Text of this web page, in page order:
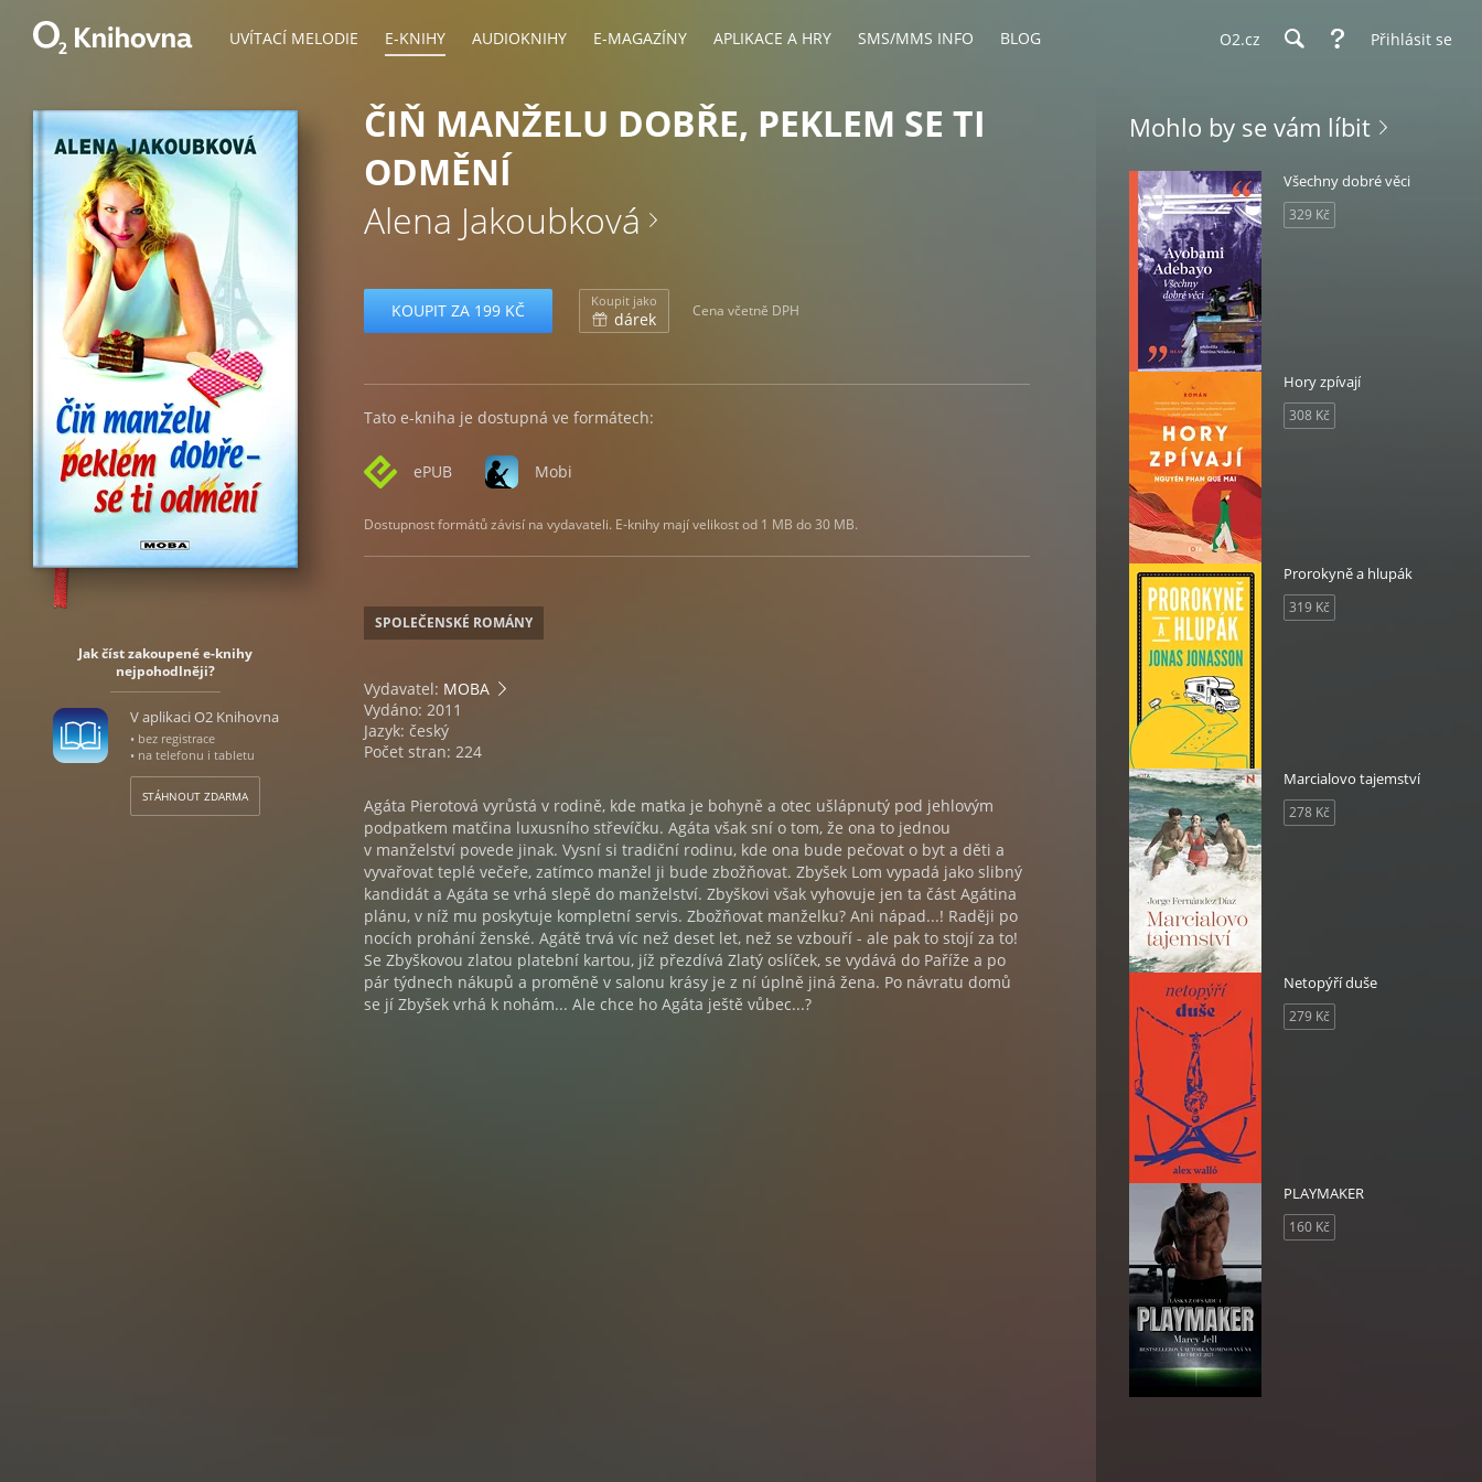
UVÍTACÍ MELODIE E-KNIHY AUDIOKNIHY E-MAGAZÍNY APLIKACE A HRY SMS/MMS INFO BLOG O2.cz Přihlásit se
Jak číst zakoupené e-knihy
nejpohodlněji?
V aplikaci O2 Knihovna
• bez registrace
• na telefonu i tabletu
STÁHNOUT ZDARMA
ČIŇ MANŽELU DOBŘE, PEKLEM SE TI
ODMĚNÍ
Alena Jakoubková
KOUPIT ZA 199 KČ Koupit jako
dárek Cena včetně DPH
Tato e-kniha je dostupná ve formátech:
ePUB Mobi
Dostupnost formátů závisí na vydavateli. E-knihy mají velikost od 1 MB do 30 MB.
SPOLEČENSKÉ ROMÁNY
Vydavatel: MOBA
Vydáno: 2011
Jazyk: český
Počet stran: 224
Agáta Pierotová vyrůstá v rodině, kde matka je bohyně a otec ušlápnutý pod jehlovým
podpatkem matčina luxusního střevíčku. Agáta však sní o tom, že ona to jednou
v manželství povede jinak. Vysní si tradiční rodinu, kde ona bude pečovat o byt a děti a
vyvařovat teplé večeře, zatímco manžel ji bude zbožňovat. Zbyšek Lom vypadá jako slibný
kandidát a Agáta se vrhá slepě do manželství. Zbyškovi však vyhovuje jen ta část Agátina
plánu, v níž mu poskytuje kompletní servis. Zbožňovat manželku? Ani nápad...! Raději po
nocích prohání ženské. Agátě trvá víc než deset let, než se vzbouří - ale pak to stojí za to!
Se Zbyškovou zlatou platební kartou, jíž přezdívá Zlatý oslíček, se vydává do Paříže a po
pár týdnech nákupů a proměně v salonu krásy je z ní úplně jiná žena. Po návratu domů
se jí Zbyšek vrhá k nohám... Ale chce ho Agáta ještě vůbec...?
Mohlo by se vám líbit
Všechny dobré věci
329 Kč
Hory zpívají
308 Kč
Prorokyně a hlupák
319 Kč
Marcialovo tajemství
278 Kč
Netopýří duše
279 Kč
PLAYMAKER
160 Kč